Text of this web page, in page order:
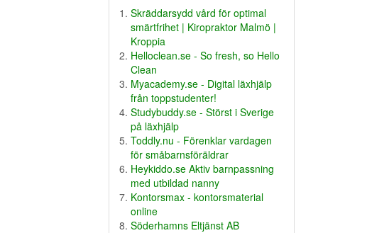
Skräddarsydd vård för optimal
smärtfrihet | Kiropraktor Malmö |
Kroppia
Helloclean.se - So fresh, so Hello
Clean
Myacademy.se - Digital läxhjälp
från toppstudenter!
Studybuddy.se - Störst i Sverige
på läxhjälp
Toddly.nu - Förenklar vardagen
för småbarnsföräldrar
Heykiddo.se Aktiv barnpassning
med utbildad nanny
Kontorsmax - kontorsmaterial
online
Söderhamns Eltjänst AB